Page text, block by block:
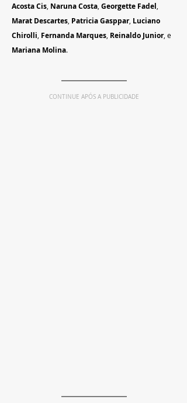
Acosta Cis, Naruna Costa, Georgette Fadel,
Marat Descartes, Patricia Gasppar, Luciano
Chirolli, Fernanda Marques, Reinaldo Junior, e
Mariana Molina.
CONTINUE APÓS A PUBLICIDADE